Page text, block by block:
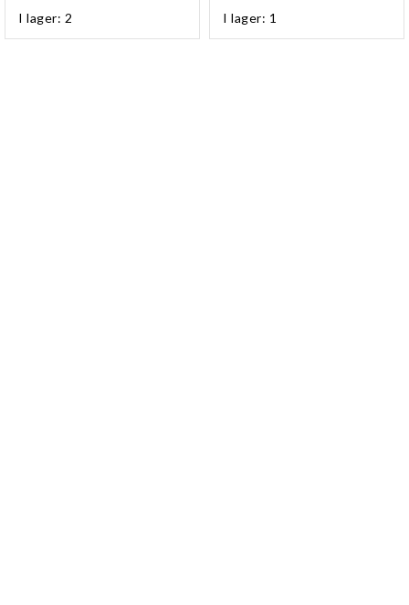
I lager: 2 I lager: 1